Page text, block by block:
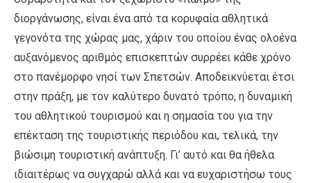
διοργάνωσης, είναι ένα από τα κορυφαία αθλητικά
γεγονότα της χώρας μας, χάριν του οποίου ένας ολοένα
αυξανόμενος αριθμός επισκεπτών συρρέει κάθε χρόνο
στο πανέμορφο νησί των Σπετσών. Αποδεικνύεται έτσι
στην πράξη, με τον καλύτερο δυνατό τρόπο, η δυναμική
του αθλητικού τουρισμού και η σημασία του για την
επέκταση της τουριστικής περιόδου και, τελικά, την
βιώσιμη τουριστική ανάπτυξη. Γι’ αυτό και θα ήθελα
ιδιαιτέρως να συγχαρώ αλλά και να ευχαριστήσω τους